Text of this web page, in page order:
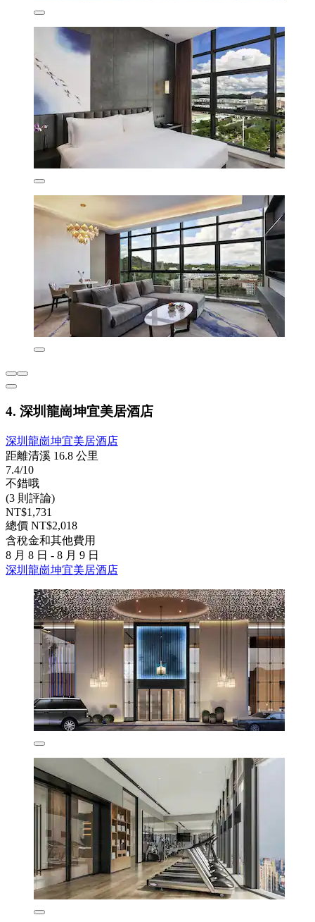
4. 深圳龍崗坤宜美居酒店
深圳龍崗坤宜美居酒店
距離清溪 16.8 公里
7.4/10
不錯哦
(3 則評論)
NT$1,731
總價 NT$2,018
含稅金和其他費用
8 月 8 日 - 8 月 9 日
深圳龍崗坤宜美居酒店